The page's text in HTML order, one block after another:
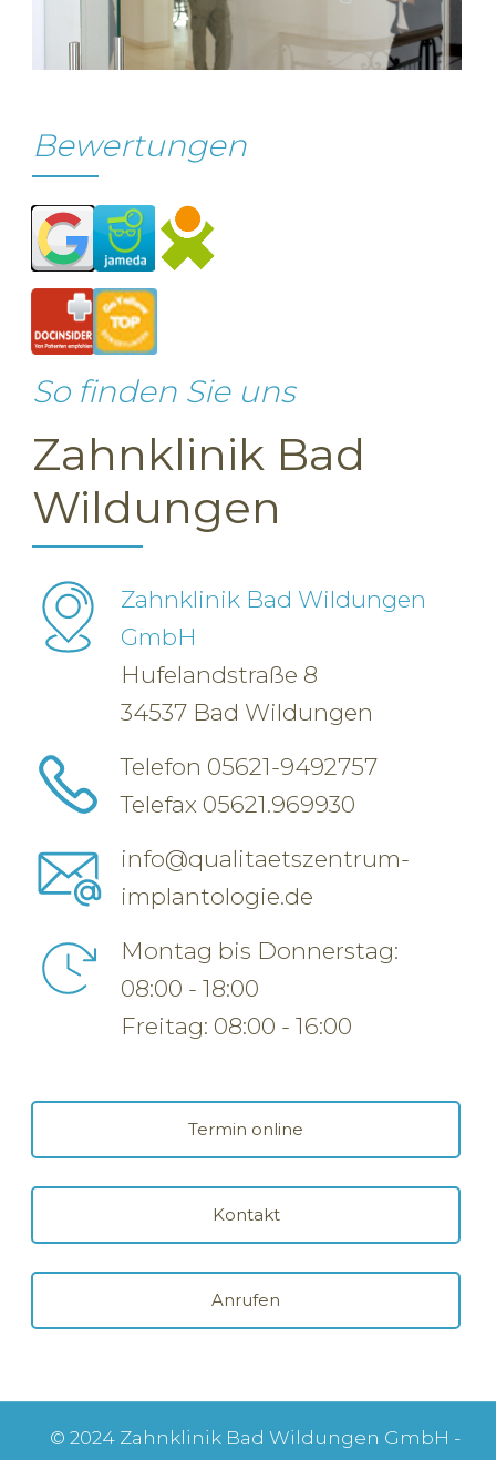
Bewertungen
So finden Sie uns
Zahnklinik Bad
Wildungen
Zahnklinik Bad Wildungen
GmbH
Hufelandstraße 8
34537 Bad Wildungen
Telefon 05621-9492757
Telefax 05621.969930
info@qualitaetszentrum-
implantologie.de
Montag bis Donnerstag:
08:00 - 18:00
Freitag: 08:00 - 16:00
Termin online
Kontakt
Anrufen
© 2024 Zahnklinik Bad Wildungen GmbH -